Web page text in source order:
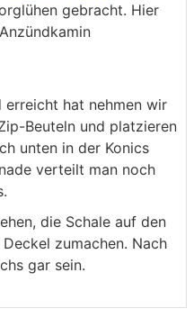
gebracht. Hier
erreicht hat nehmen wir
Beuteln und platzieren
unten in der Konics
verteilt man noch
die Schale auf den
zumachen. Nach
gar sein.